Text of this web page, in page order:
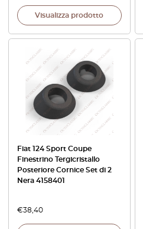
Visualizza prodotto
Fiat 124 Sport Coupe
Finestrino Tergicristallo
Posteriore Cornice Set di 2
Nera 4158401
€38,40